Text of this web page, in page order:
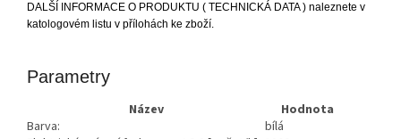
DALŠÍ INFORMACE O PRODUKTU ( TECHNICKÁ DATA ) naleznete v
katologovém listu v přílohách ke zboží.
Parametry
Název
Hodnota
Barva:
bílá